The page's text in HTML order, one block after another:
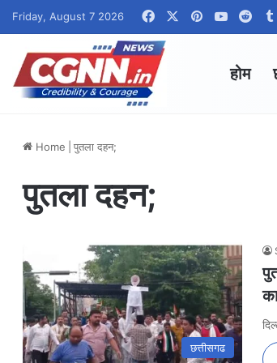
Friday, August 7 2026 FacebookPinterestYouTube
होम
Home पुतला दहन;
पुतला दहन;
छत्तीसगढ